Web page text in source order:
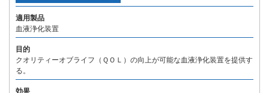
適用製品
血液浄化装置
目的
クオリティーオブライフ（ＱＯＬ）の向上が可能な血液浄化装置を提供す
る。
効果